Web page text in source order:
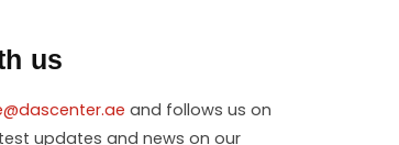
us
and follows us on
updates and news on our